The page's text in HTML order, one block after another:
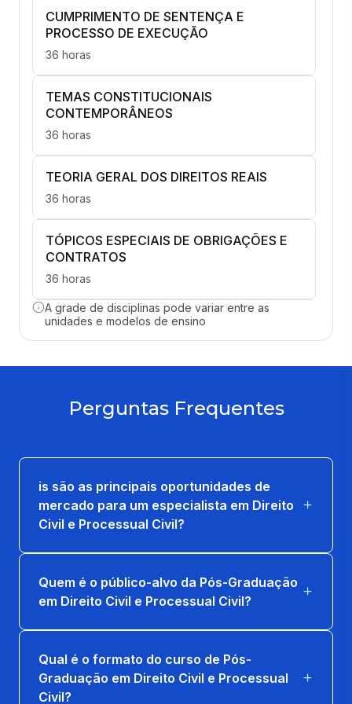
CUMPRIMENTO DE SENTENÇA E
PROCESSO DE EXECUÇÃO
36 horas
TEMAS CONSTITUCIONAIS
CONTEMPORÂNEOS
36 horas
TEORIA GERAL DOS DIREITOS REAIS
36 horas
TÓPICOS ESPECIAIS DE OBRIGAÇÕES E
CONTRATOS
36 horas
DESAFIOS DA FAMÍLIA NA
CONTEMPORANEIDADE
MEIOS E INSTRUMENTOS DE SOLUÇÃO
DE CONFLITOS
O PROCESSO NOS TRIBUNAIS E A FORÇA
DOS PRECEDENTES
36 horas
36 horas
36 horas
A grade de disciplinas pode variar entre as
unidades e modelos de ensino
Perguntas Frequentes
is são as principais oportunidades de
mercado para um especialista em Direito
Civil e Processual Civil?
Quem é o público-alvo da Pós-Graduação
em Direito Civil e Processual Civil?
Qual é o formato do curso de Pós-
Graduação em Direito Civil e Processual
Civil?